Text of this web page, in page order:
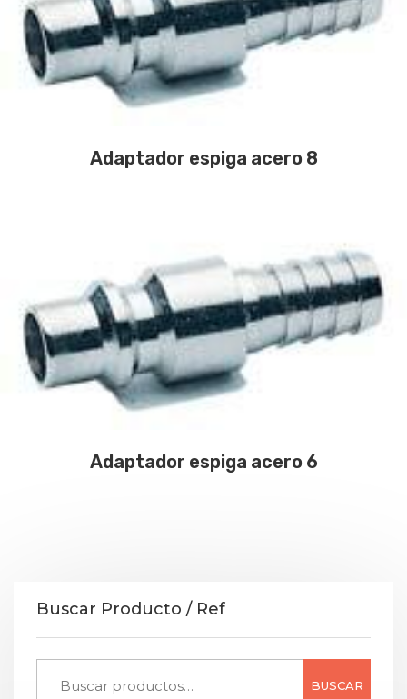
Adaptador espiga acero 8
Adaptador espiga acero 6
Buscar Producto / Ref
BUSCAR